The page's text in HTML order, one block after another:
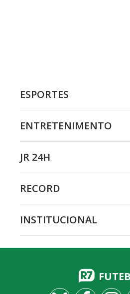
ESPORTES
ENTRETENIMENTO
JR 24H
RECORD
INSTITUCIONAL